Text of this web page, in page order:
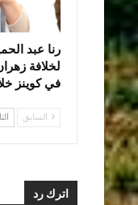
رنا عبد
في كوينز
السابق
اترك رد